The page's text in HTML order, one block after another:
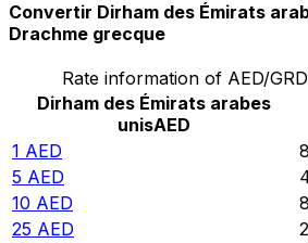
Convertir Dirham des Émirats
Drachme grecque
Rate information of AED/
Dirham des Émirats arabes
unisAED
1 AED
5 AED
10 AED
25 AED